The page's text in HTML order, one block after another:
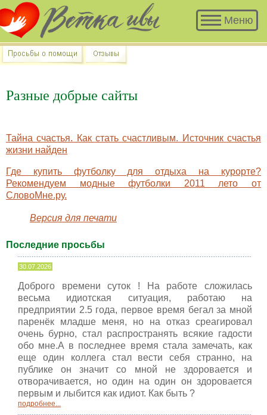
В
разделе
«Просьбы
о
помощи»
авторы
нуждаются
в
участии
и
совете.
Меню
Разные добрые сайты
Тайна счастья. Как стать счастливым. Источник счастья
жизни найден
Где купить футболку для отдыха на курорте?
Рекомендуем модные футболки 2011 лето от
СловоМне.ру.
Версия для печати
Последние просьбы
30.07.2026
Доброго времени суток ! На работе сложилась
весьма идиотская ситуация, работаю на
предприятии 2.5 года, первое время бегал за мной
паренёк младше меня, но на отказ среагировал
очень бурно, стал распространять всякие гадости
обо мне.А в последнее время стала замечать, как
еще один коллега стал вести себя странно, на
публике он значит со мной не здоровается и
отворачивается, но один на один он здоровается
первым и лыбится как идиот. Как быть ?
подробнее...